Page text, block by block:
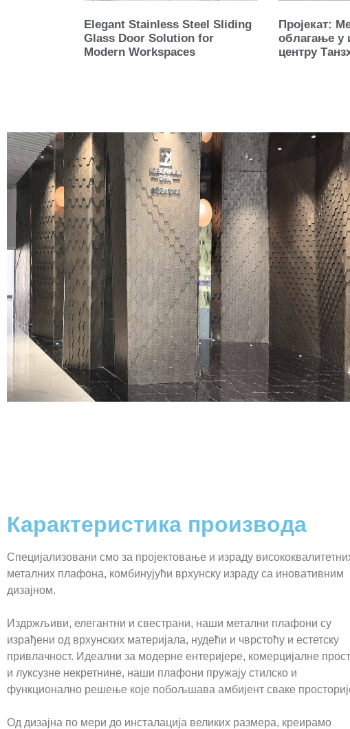
Elegant Stainless Steel Sliding
Glass Door Solution for
Modern Workspaces
Пројекат:
облагање у
центру
Карактеристика производа
Специјализовани смо за пројектовање и израду
металних плафона, комбинујући врхунску израду са иновативним
дизајном.
Издржљиви, елегантни и свестрани, наши метални плафони су
израђени од врхунских материјала, нудећи и чврстоћу и естетску
привлачност. Идеални за модерне ентеријере, комерцијалне
и луксузне некретнине, наши плафони пружају стилско и
функционално решење које побољшава амбијент сваке
Од дизајна по мери до инсталација великих размера, креирамо